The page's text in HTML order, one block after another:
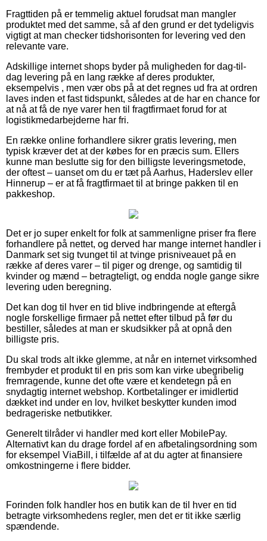
Fragttiden på er temmelig aktuel forudsat man mangler
produktet med det samme, så af den grund er det tydeligvis
vigtigt at man checker tidshorisonten for levering ved den
relevante vare.
Adskillige internet shops byder på muligheden for dag-til-
dag levering på en lang række af deres produkter,
eksempelvis , men vær obs på at det regnes ud fra at ordren
laves inden et fast tidspunkt, således at de har en chance for
at nå at få de nye varer hen til fragtfirmaet forud for at
logistikmedarbejderne har fri.
En række online forhandlere sikrer gratis levering, men
typisk kræver det at der købes for en præcis sum. Ellers
kunne man beslutte sig for den billigste leveringsmetode,
der oftest – uanset om du er tæt på Aarhus, Haderslev eller
Hinnerup – er at få fragtfirmaet til at bringe pakken til en
pakkeshop.
Det er jo super enkelt for folk at sammenligne priser fra flere
forhandlere på nettet, og derved har mange internet handler i
Danmark set sig tvunget til at tvinge prisniveauet på en
række af deres varer – til piger og drenge, og samtidig til
kvinder og mænd – betragteligt, og endda nogle gange sikre
levering uden beregning.
Det kan dog til hver en tid blive indbringende at eftergå
nogle forskellige firmaer på nettet efter tilbud på før du
bestiller, således at man er skudsikker på at opnå den
billigste pris.
Du skal trods alt ikke glemme, at når en internet virksomhed
frembyder et produkt til en pris som kan virke ubegribelig
fremragende, kunne det ofte være et kendetegn på en
snydagtig internet webshop. Kortbetalinger er imidlertid
dækket ind under en lov, hvilket beskytter kunden imod
bedrageriske netbutikker.
Generelt tilråder vi handler med kort eller MobilePay.
Alternativt kan du drage fordel af en afbetalingsordning som
for eksempel ViaBill, i tilfælde af at du agter at finansiere
omkostningerne i flere bidder.
Forinden folk handler hos en butik kan de til hver en tid
betragte virksomhedens regler, men det er tit ikke særlig
spændende.